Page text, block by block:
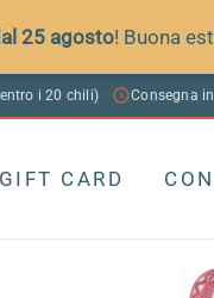
25 agosto! Buona
i 20 chili) · Consegna
GIFT CARD